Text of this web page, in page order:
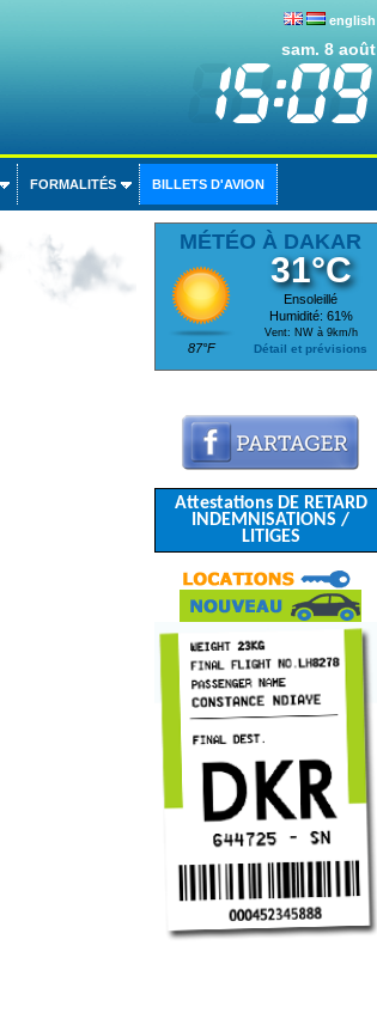
english
sam. 8 août
FORMALITÉS BILLETS D'AVION
MÉTÉO À DAKAR
87°F
31°C
Ensoleillé
Humidité: 61%
Vent: NW à 9km/h
Détail et prévisions
Attestations DE RETARD
INDEMNISATIONS /
LITIGES